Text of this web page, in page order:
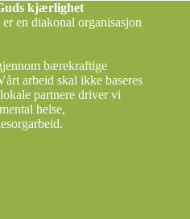
kjærlighet
en diakonal organisasjon
bærekraftige
arbeid skal ikke baseres
partnere driver vi
helse,